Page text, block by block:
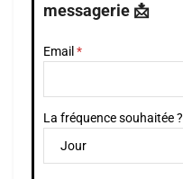
messagerie 📩
Email
La fréquence souhaitée ?